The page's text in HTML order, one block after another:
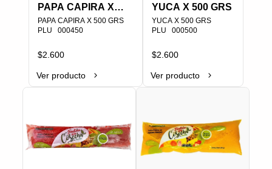
PAPA CAPIRA X
500 GRS
PAPA CAPIRA X 500 GRS
PLU   000450
$2.600
Ver producto
YUCA X 500 GRS
YUCA X 500 GRS
PLU   000500
$2.600
Ver producto